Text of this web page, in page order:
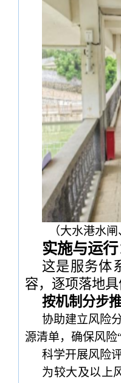
（大水港水
实施与运
这是服务体
容，逐项落地具
按机制分步
协助建立风险
源清单，确保风险
科学开展风险
为较大及以上